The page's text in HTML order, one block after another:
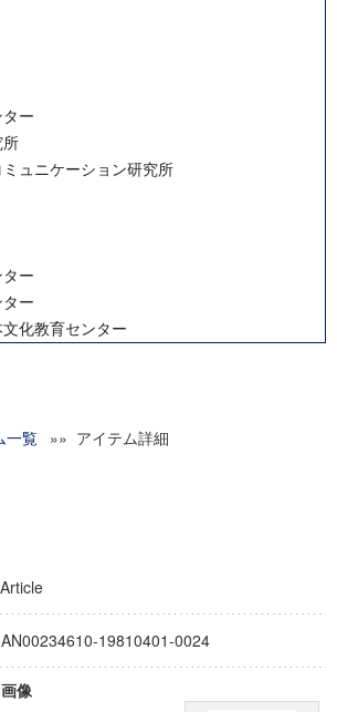
ター
所
ミュニケーション研究所
ー
ー
化教育センター
ーチインスティテュート
金研究成果報告書
ーディングプログラム「超成熟社会発展のサ
一覧 »» アイテム詳細
Article
AN00234610-19810401-0024
画像